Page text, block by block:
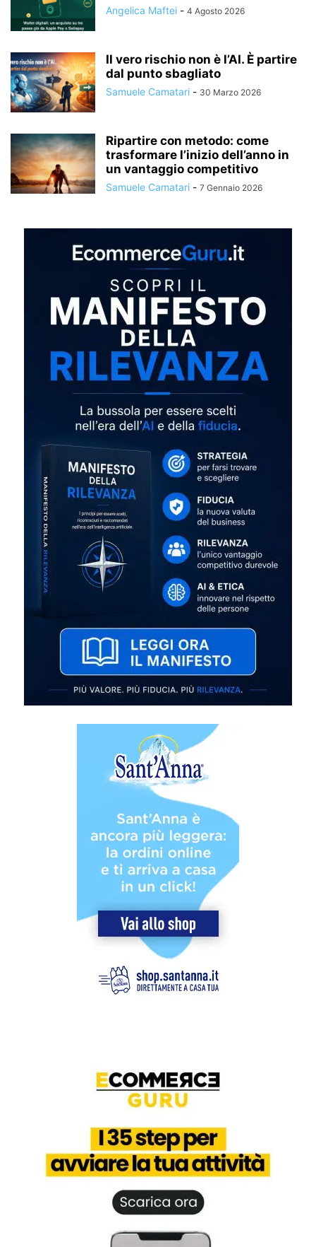
Angelica Maftei - 4 Agosto 2026
Il vero rischio non è l’AI. È partire
dal punto sbagliato
Samuele Camatari - 30 Marzo 2026
Ripartire con metodo: come
trasformare l’inizio dell’anno in
un vantaggio competitivo
Samuele Camatari - 7 Gennaio 2026